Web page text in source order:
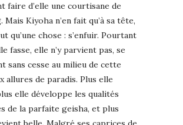
faire d’elle une courtisane de
Mais Kiyoha n’en fait qu’à sa tête,
qu’une chose : s’enfuir. Pourtant
fasse, elle n’y parvient pas, se
sans cesse au milieu de cette
allures de paradis. Plus elle
elle développe les qualités
de la parfaite geisha, et plus